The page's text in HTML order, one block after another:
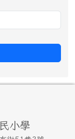
小學